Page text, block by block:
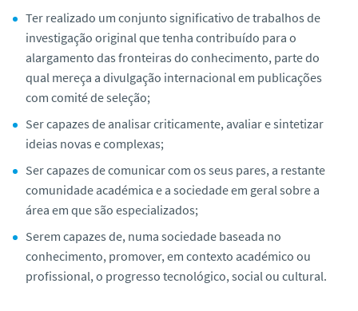
Ter realizado um conjunto significativo de trabalhos de
investigação original que tenha contribuído para o
alargamento das fronteiras do conhecimento, parte do
qual mereça a divulgação internacional em publicações
com comité de seleção;
Ser capazes de analisar criticamente, avaliar e sintetizar
ideias novas e complexas;
Ser capazes de comunicar com os seus pares, a restante
comunidade académica e a sociedade em geral sobre a
área em que são especializados;
Serem capazes de, numa sociedade baseada no
conhecimento, promover, em contexto académico ou
profissional, o progresso tecnológico, social ou cultural.